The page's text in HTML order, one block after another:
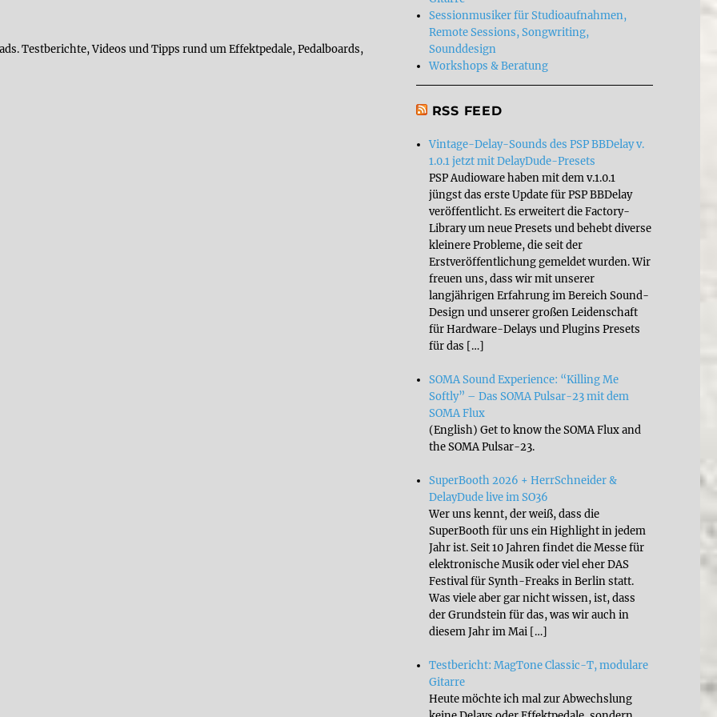
Testberichte, Videos und Tipps rund um Effektpedale, Pedalboards,
Sessionmusiker für Studioaufnahmen,
Remote Sessions, Songwriting,
Sounddesign
Workshops & Beratung
RSS FEED
Vintage-Delay-Sounds des PSP BBDelay v.
1.0.1 jetzt mit DelayDude-Presets
PSP Audioware haben mit dem v.1.0.1
jüngst das erste Update für PSP BBDelay
veröffentlicht. Es erweitert die Factory-
Library um neue Presets und behebt diverse
kleinere Probleme, die seit der
Erstveröffentlichung gemeldet wurden. Wir
freuen uns, dass wir mit unserer
langjährigen Erfahrung im Bereich Sound-
Design und unserer großen Leidenschaft
für Hardware-Delays und Plugins Presets
für das […]
SOMA Sound Experience: “Killing Me
Softly” – Das SOMA Pulsar-23 mit dem
SOMA Flux
(English) Get to know the SOMA Flux and
the SOMA Pulsar-23.
SuperBooth 2026 + HerrSchneider &
DelayDude live im SO36
Wer uns kennt, der weiß, dass die
SuperBooth für uns ein Highlight in jedem
Jahr ist. Seit 10 Jahren findet die Messe für
elektronische Musik oder viel eher DAS
Festival für Synth-Freaks in Berlin statt.
Was viele aber gar nicht wissen, ist, dass
der Grundstein für das, was wir auch in
diesem Jahr im Mai […]
Testbericht: MagTone Classic-T, modulare
Gitarre
Heute möchte ich mal zur Abwechslung